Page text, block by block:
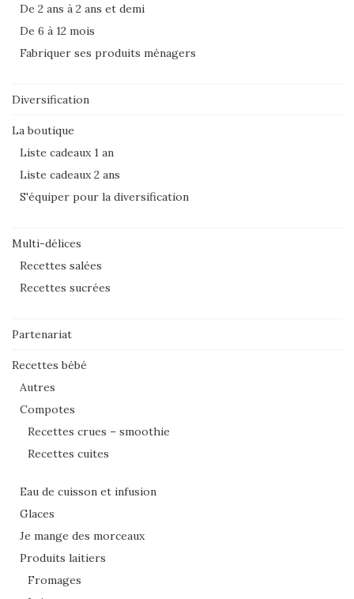
De 2 ans à 2 ans et demi
De 6 à 12 mois
Fabriquer ses produits ménagers
Diversification
La boutique
Liste cadeaux 1 an
Liste cadeaux 2 ans
S'équiper pour la diversification
Multi-délices
Recettes salées
Recettes sucrées
Partenariat
Recettes bébé
Autres
Compotes
Recettes crues – smoothie
Recettes cuites
Eau de cuisson et infusion
Glaces
Je mange des morceaux
Produits laitiers
Fromages